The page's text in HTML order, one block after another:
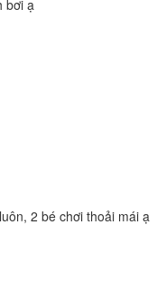
bơi ạ
2 bé chơi thoải mái ạ